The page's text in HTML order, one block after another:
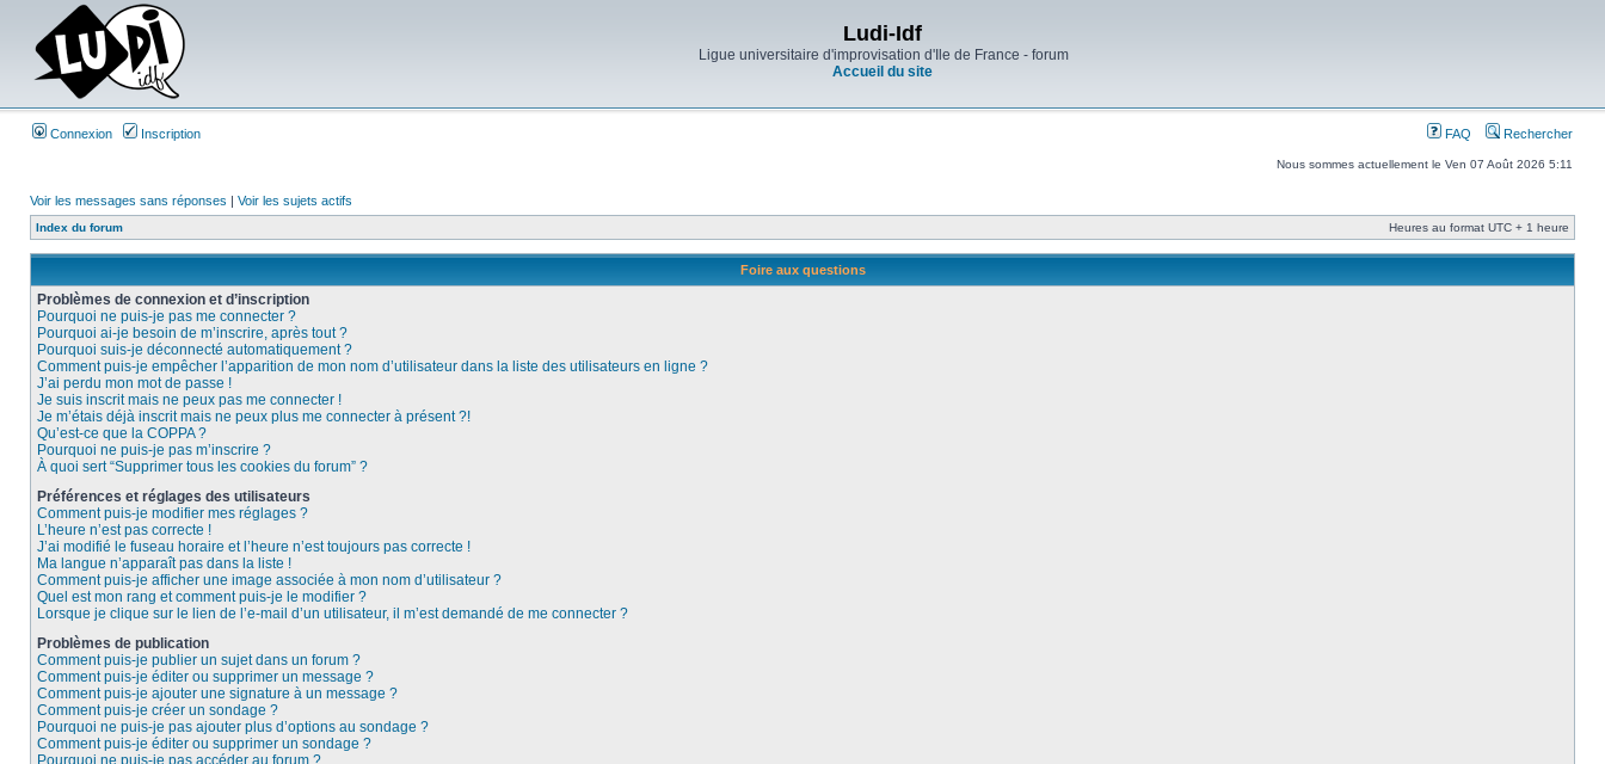
Ludi-Idf
Ligue universitaire d'improvisation d'Ile de France - forum
Accueil du site
Connexion Inscription FAQ Rechercher
Nous sommes actuellement le Ven 07 Août 2026 5:11
Voir les messages sans réponses | Voir les sujets actifs
Index du forum Heures au format UTC + 1 heure
Foire aux questions
Problèmes de connexion et d’inscription
Pourquoi ne puis-je pas me connecter ?
Pourquoi ai-je besoin de m’inscrire, après tout ?
Pourquoi suis-je déconnecté automatiquement ?
Comment puis-je empêcher l’apparition de mon nom d’utilisateur dans la liste des utilisateurs en ligne ?
J’ai perdu mon mot de passe !
Je suis inscrit mais ne peux pas me connecter !
Je m’étais déjà inscrit mais ne peux plus me connecter à présent ?!
Qu’est-ce que la COPPA ?
Pourquoi ne puis-je pas m’inscrire ?
À quoi sert “Supprimer tous les cookies du forum” ?
Préférences et réglages des utilisateurs
Comment puis-je modifier mes réglages ?
L’heure n’est pas correcte !
J’ai modifié le fuseau horaire et l’heure n’est toujours pas correcte !
Ma langue n’apparaît pas dans la liste !
Comment puis-je afficher une image associée à mon nom d’utilisateur ?
Quel est mon rang et comment puis-je le modifier ?
Lorsque je clique sur le lien de l’e-mail d’un utilisateur, il m’est demandé de me connecter ?
Problèmes de publication
Comment puis-je publier un sujet dans un forum ?
Comment puis-je éditer ou supprimer un message ?
Comment puis-je ajouter une signature à un message ?
Comment puis-je créer un sondage ?
Pourquoi ne puis-je pas ajouter plus d’options au sondage ?
Comment puis-je éditer ou supprimer un sondage ?
Pourquoi ne puis-je pas accéder au forum ?